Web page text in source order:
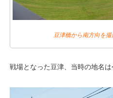
豆津橋から南方向を撮
戦場となった豆津、当時の地名は